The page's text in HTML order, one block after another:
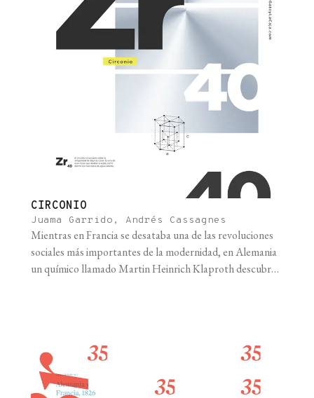
CIRCONIO
Juama Garrido, Andrés Cassagnes
Mientras en Francia se desataba una de las revoluciones
sociales más importantes de la modernidad, en Alemania
un químico llamado Martin Heinrich Klaproth descubría